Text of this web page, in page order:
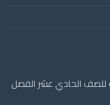
للصف الحادي عشر الفصل